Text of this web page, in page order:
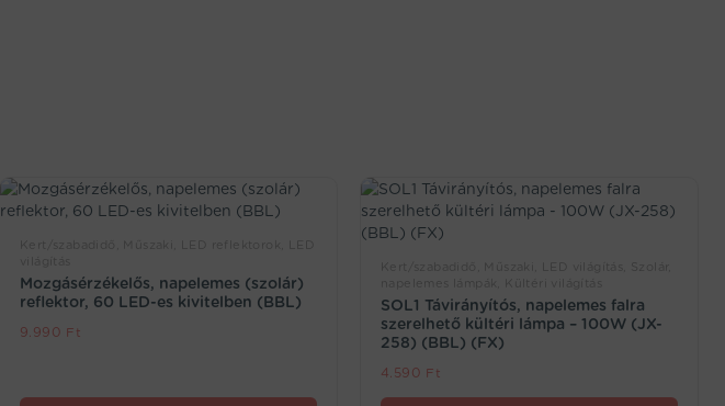
Mozgásérzékelős, napelemes (szolár)
reflektor, 60 LED-es kivitelben (BBL)
9.990 Ft
SOL1 Távirányítós, napelemes falra
szerelhető kültéri lámpa – 100W (JX-
258) (BBL) (FX)
4.590 Ft